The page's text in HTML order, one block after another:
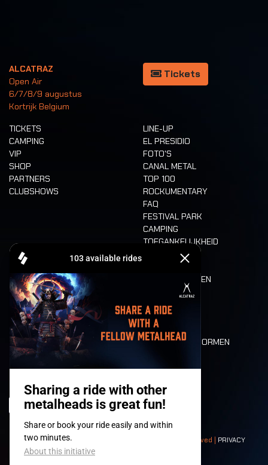
ALCATRAZ
Open Air
6/7/8/9 augustus
Kortrijk Belgium
Tickets
TICKETS
CAMPING
VIP
SHOP
PARTNERS
CLUBSHOWS
LINE-UP
EL PRESIDIO
FOTO'S
CANAL METAL
TOP 100
ROCKUMENTARY
FAQ
FESTIVAL PARK
CAMPING
TOEGANKELIJKHEID
CASHLESS
ETEN EN DRINKEN
MOBILITEIT
LONE WOLVES
PLATTEGROND
DEATH RIDE
WAARDEN EN NORMEN
HISTORIEK
© 2008-2026- Apache Productions VZW – All rights reserved | PRIVACY
POLICY|ALGEMENE VOORWAARDEN